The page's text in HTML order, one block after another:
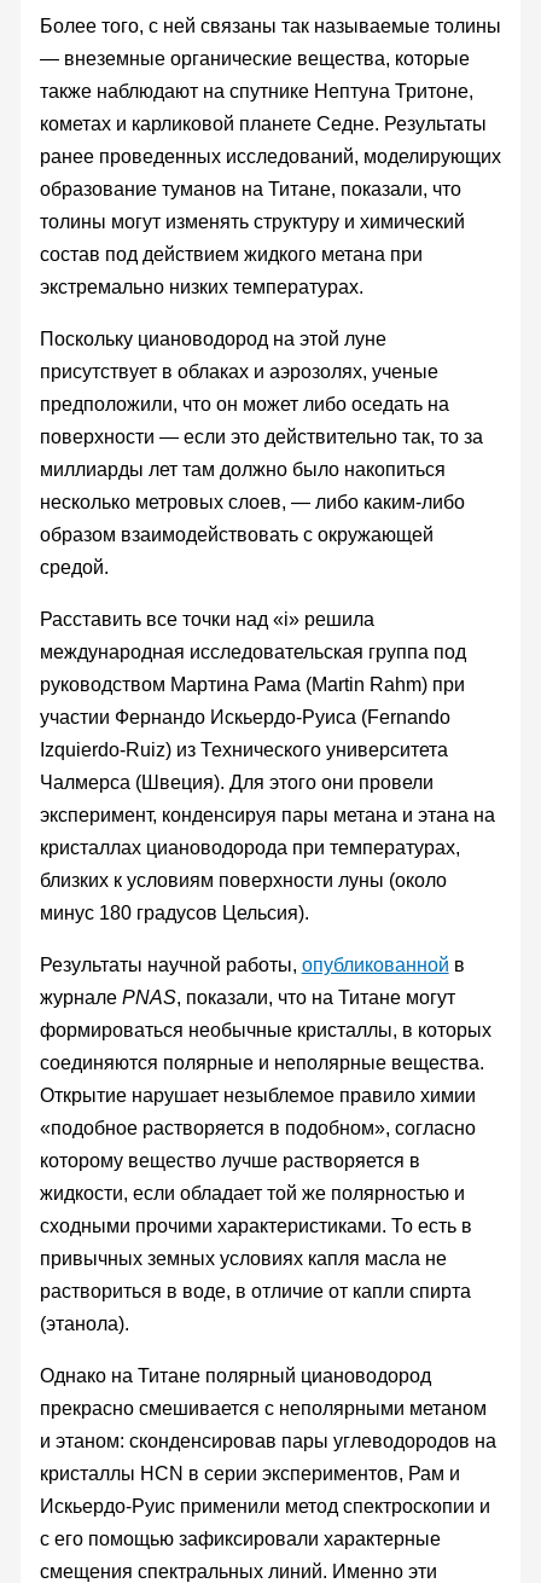
Более того, с ней связаны так называемые толины
— внеземные органические вещества, которые
также наблюдают на спутнике Нептуна Тритоне,
кометах и карликовой планете Седне. Результаты
ранее проведенных исследований, моделирующих
образование туманов на Титане, показали, что
толины могут изменять структуру и химический
состав под действием жидкого метана при
экстремально низких температурах.
Поскольку циановодород на этой луне
присутствует в облаках и аэрозолях, ученые
предположили, что он может либо оседать на
поверхности — если это действительно так, то за
миллиарды лет там должно было накопиться
несколько метровых слоев, — либо каким-либо
образом взаимодействовать с окружающей
средой.
Расставить все точки над «i» решила
международная исследовательская группа под
руководством Мартина Рама (Martin Rahm) при
участии Фернандо Искьердо-Руиса (Fernando
Izquierdo-Ruiz) из Технического университета
Чалмерса (Швеция). Для этого они провели
эксперимент, конденсируя пары метана и этана на
кристаллах циановодорода при температурах,
близких к условиям поверхности луны (около
минус 180 градусов Цельсия).
Результаты научной работы, опубликованной в
журнале PNAS, показали, что на Титане могут
формироваться необычные кристаллы, в которых
соединяются полярные и неполярные вещества.
Открытие нарушает незыблемое правило химии
«подобное растворяется в подобном», согласно
которому вещество лучше растворяется в
жидкости, если обладает той же полярностью и
сходными прочими характеристиками. То есть в
привычных земных условиях капля масла не
раствориться в воде, в отличие от капли спирта
(этанола).
Однако на Титане полярный циановодород
прекрасно смешивается с неполярными метаном
и этаном: сконденсировав пары углеводородов на
кристаллы HCN в серии экспериментов, Рам и
Искьердо-Руис применили метод спектроскопии и
с его помощью зафиксировали характерные
смещения спектральных линий. Именно эти